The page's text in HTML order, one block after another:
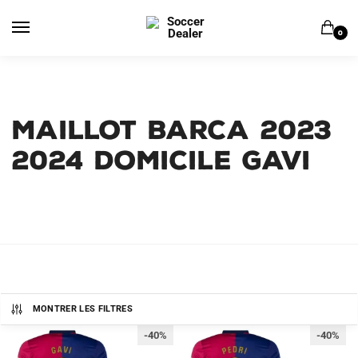
0
Maillot Barca 2023
2024 Domicile Gavi
MONTRER LES FILTRES
-40% -40%